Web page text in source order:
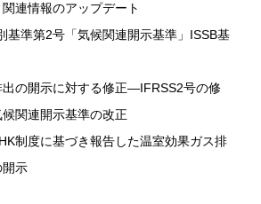
連情報のアップデート
基準第2号「気候関連開示基準」ISSB基
出の開示に対する修正―IFRSS2号の修
関連開示基準の改正
制度に基づき報告した温室効果ガス排
開示